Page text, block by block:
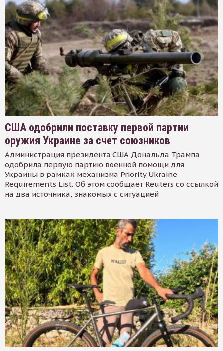
США одобрили поставку первой партии
оружия Украине за счет союзников
Администрация президента США Дональда Трампа
одобрила первую партию военной помощи для
Украины в рамках механизма Priority Ukraine
Requirements List. Об этом сообщает Reuters со ссылкой
на два источника, знакомых с ситуацией